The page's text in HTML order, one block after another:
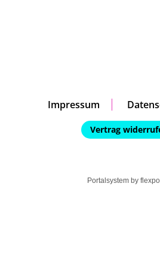
Impressum
Vertrag
Portalsystem by